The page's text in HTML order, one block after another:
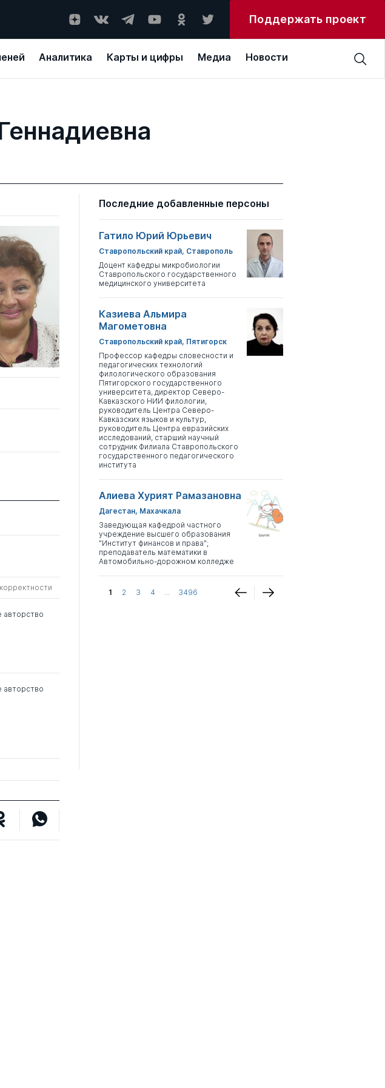
Поддержать проект
Аналитика Карты и цифры Медиа Новости
авторство
авторство
Последние добавленные персоны
Гатило Юрий Юрьевич
Ставропольский край, Ставрополь
Доцент кафедры микробиологии
Ставропольского государственного
медицинского университета
Казиева Альмира
Магометовна
Ставропольский край, Пятигорск
Профессор кафедры словесности и
педагогических технологий
филологического образования
Пятигорского государственного
университета, директор Северо-
Кавказского НИИ филологии,
руководитель Центра Северо-
Кавказских языков и культур,
руководитель Центра евразийских
исследований, старший научный
сотрудник Филиала Ставропольского
государственного педагогического
института
Алиева Хурият Рамазановна
Дагестан, Махачкала
Заведующая кафедрой частного
учреждение высшего образования
"Институт финансов и права";
преподаватель математики в
Автомобильно-дорожном колледже
1 2 3 4 ... 3496